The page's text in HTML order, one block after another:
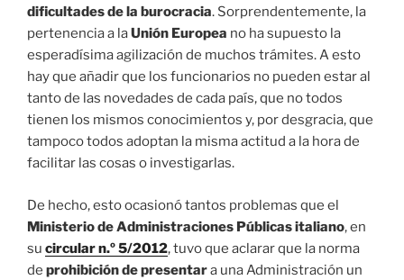
dificultades de la burocracia. Sorprendentemente, la
pertenencia a laUnión Europea no ha supuesto la
esperadísima agilización de muchos trámites. A esto
hay que añadir que los funcionarios no pueden estar al
tanto de las novedades de cada país, que no todos
tienen los mismos conocimientos y, por desgracia, que
tampoco todos adoptan la misma actitud a la hora de
facilitar las cosas o investigarlas.
De hecho, esto ocasionó tantos problemas que el
Ministerio de Administraciones Públicas italiano, en
su circular n.º 5/2012, tuvo que aclarar que la norma
de prohibición de presentara una Administración un